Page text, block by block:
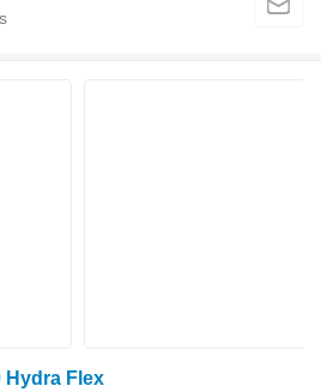
Hydra Flex